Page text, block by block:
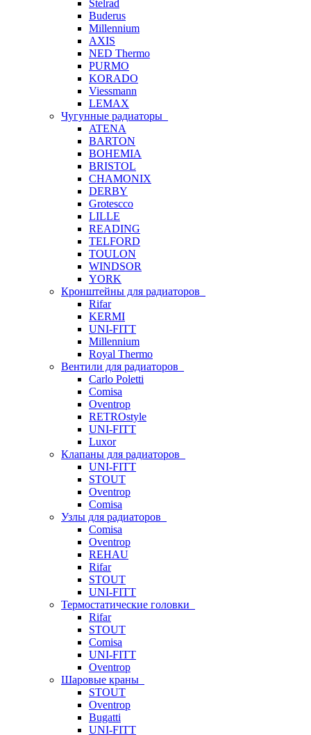
Stelrad
Buderus
Millennium
AXIS
NED Thermo
PURMO
KORADO
Viessmann
LEMAX
Чугунные радиаторы
ATENA
BARTON
BOHEMIA
BRISTOL
CHAMONIX
DERBY
Grotescco
LILLE
READING
TELFORD
TOULON
WINDSOR
YORK
Кронштейны для радиаторов
Rifar
KERMI
UNI-FITT
Millennium
Royal Thermo
Вентили для радиаторов
Carlo Poletti
Comisa
Oventrop
RETROstyle
UNI-FITT
Luxor
Клапаны для радиаторов
UNI-FITT
STOUT
Oventrop
Comisa
Узлы для радиаторов
Comisa
Oventrop
REHAU
Rifar
STOUT
UNI-FITT
Термостатические головки
Rifar
STOUT
Comisa
UNI-FITT
Oventrop
Шаровые краны
STOUT
Oventrop
Bugatti
UNI-FITT